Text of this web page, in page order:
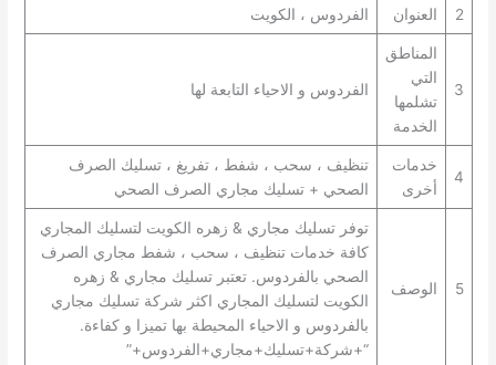
2 العنوان الفردوس ، الكويت
3
المناطق
التي
تشلمها
الخدمة
الفردوس و الاحياء التابعة لها
4
خدمات
أخرى
تنظيف ، سحب ، شفط ، تفريغ ، تسليك الصرف
الصحي + تسليك مجاري الصرف الصحي
5 الوصف
توفر تسليك مجاري & زهره الكويت لتسليك المجاري
كافة خدمات تنظيف ، سحب ، شفط مجاري الصرف
الصحي بالفردوس. تعتبر تسليك مجاري & زهره
الكويت لتسليك المجاري اكثر شركة تسليك مجاري
بالفردوس و الاحياء المحيطة بها تميزا و كفاءة.
“+شركة+تسليك+مجاري+الفردوس+”